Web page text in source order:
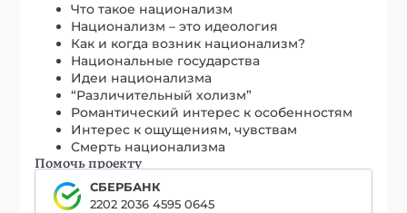
Что такое национализм
Национализм – это идеология
Как и когда возник национализм?
Национальные государства
Идеи национализма
“Различительный холизм”
Романтический интерес к особенностям
Интерес к ощущениям, чувствам
Смерть национализма
Помочь проекту
СБЕРБАНК
2202 2036 4595 0645